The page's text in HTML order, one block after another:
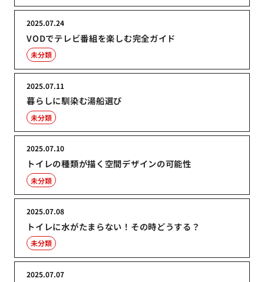
VODでテレビ番組を楽しむ完全ガイド
2025.07.24
未分類
暮らしに馴染む湯船選び
2025.07.11
未分類
トイレの種類が描く空間デザインの可能性
2025.07.10
未分類
トイレに水がたまらない！その時どうする？
2025.07.08
未分類
2025.07.07